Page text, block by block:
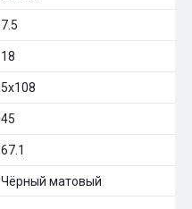
7.5
18
5x108
45
67.1
Чёрный матовый